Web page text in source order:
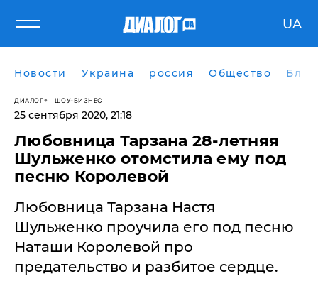
UA
Новости Украина россия Общество
ДИАЛОГ ШОУ-БИЗНЕС
25 сентября 2020, 21:18
Любовница Тарзана 28-летняя
Шульженко отомстила ему под
песню Королевой
Любовница Тарзана Настя
Шульженко проучила его под песню
Наташи Королевой про
предательство и разбитое сердце.